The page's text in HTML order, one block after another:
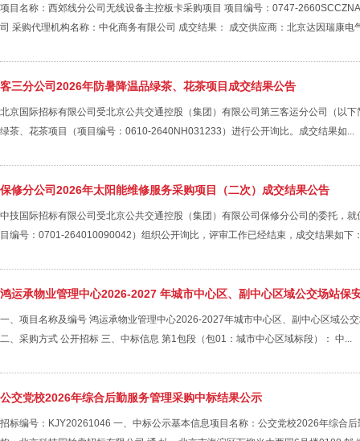
项目名称：西郊线分公司无线设备主控板卡采购项目 项目编号：0747-
司 采购代理机构名称：中化商务有限公司 成交结果： 成交供应商：北京达因瑞康电
客三分公司2026年防暑降温品绿茶、花茶项目成交结果公告
北京国际招标有限公司受北京公共交通控股（集团）有限公司第三客运分公司（以
绿茶、花茶项目（项目编号：0610-2640NH031233）进行公开询比。成交结果如...
保修分公司2026年太阳能维修服务采购项目（二次）成交结果公告
中技国际招标有限公司受北京公共交通控股（集团）有限公司保修分公司的委托，
目编号：0701-264010090042）组织公开询比，评审工作已经结束，成交结果如下
鸿运承物业管理中心2026-2027 年城市中心区、副中心区域公交场站保
一、项目名称及编号 鸿运承物业管理中心2026-2027年城市中心区、副中心区域公
二、采购方式 公开招标 三、中标信息 第1包段（包01：城市中心区域标段）： 中...
公交党校2026年综合后勤服务管理采购中标结果公示
招标编号：KJY20261046 一、中标公示基本信息项目名称：公交党校2026年综合